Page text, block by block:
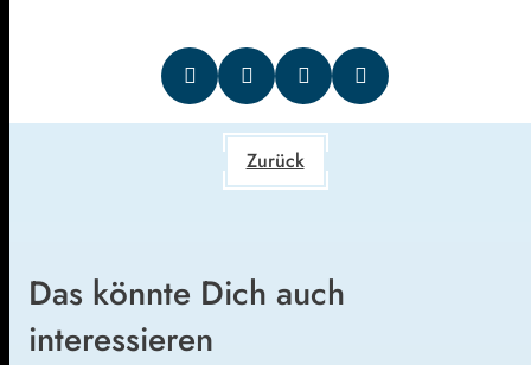
Zurück
Das könnte Dich auch
interessieren